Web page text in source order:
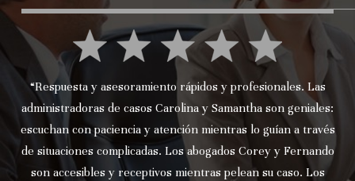
“Respuesta y asesoramiento rápidos y profesionales. Las
administradoras de casos Carolina y Samantha son geniales:
escuchan con paciencia y atención mientras lo guían a través
de situaciones complicadas. Los abogados Corey y Fernando
son accesibles y receptivos mientras pelean su caso. Los